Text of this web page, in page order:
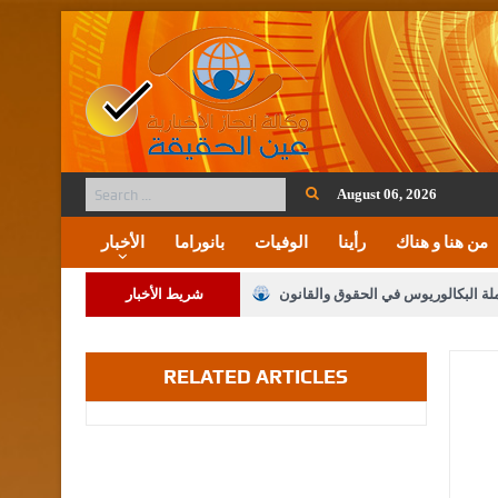
August 06, 2026
الأخبار بانوراما الوفيات رأينا من هنا و هناك
شريط الأخبار البكالوريوس في الحقوق والقانون
على شراكة فاعلة مع الإعلامRELATED ARTICLES